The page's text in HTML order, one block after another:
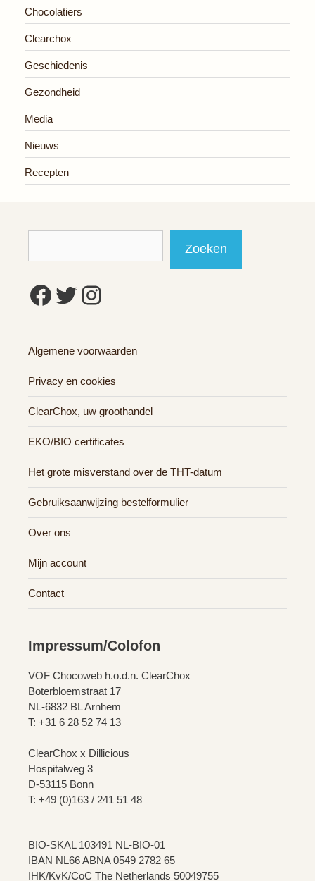
Chocolatiers
Clearchox
Geschiedenis
Gezondheid
Media
Nieuws
Recepten
Zoeken
Facebook
Twitter
Instagram
Algemene voorwaarden
Privacy en cookies
ClearChox, uw groothandel
EKO/BIO certificates
Het grote misverstand over de THT-datum
Gebruiksaanwijzing bestelformulier
Over ons
Mijn account
Contact
Impressum/Colofon
VOF Chocoweb h.o.d.n. ClearChox
Boterbloemstraat 17
NL-6832 BL Arnhem
T: +31 6 28 52 74 13
ClearChox x Dillicious
Hospitalweg 3
D-53115 Bonn
T: +49 (0)163 / 241 51 48
BIO-SKAL 103491 NL-BIO-01
IBAN NL66 ABNA 0549 2782 65
IHK/KvK/CoC The Netherlands 50049755